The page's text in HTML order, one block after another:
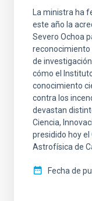
La ministra ha
este año la
Severo Ochoa
reconocimiento
de
cómo el
conocimiento
contra los
devastan
Ciencia,
presidido hoy
Astrofísica de
Fecha de